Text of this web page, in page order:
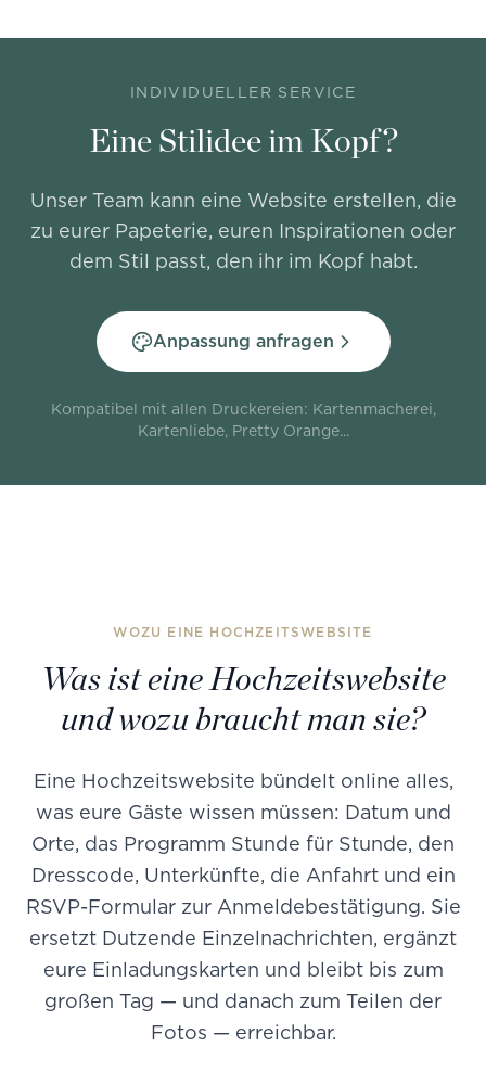
INDIVIDUELLER SERVICE
Eine Stilidee im Kopf?
Unser Team kann eine Website erstellen, die
zu eurer Papeterie, euren Inspirationen oder
dem Stil passt, den ihr im Kopf habt.
Anpassung anfragen
Kompatibel mit allen Druckereien: Kartenmacherei,
Kartenliebe, Pretty Orange...
WOZU EINE HOCHZEITSWEBSITE
Was ist eine Hochzeitswebsite
und wozu braucht man sie?
Eine Hochzeitswebsite bündelt online alles,
was eure Gäste wissen müssen: Datum und
Orte, das Programm Stunde für Stunde, den
Dresscode, Unterkünfte, die Anfahrt und ein
RSVP-Formular zur Anmeldebestätigung. Sie
ersetzt Dutzende Einzelnachrichten, ergänzt
eure Einladungskarten und bleibt bis zum
großen Tag — und danach zum Teilen der
Fotos — erreichbar.